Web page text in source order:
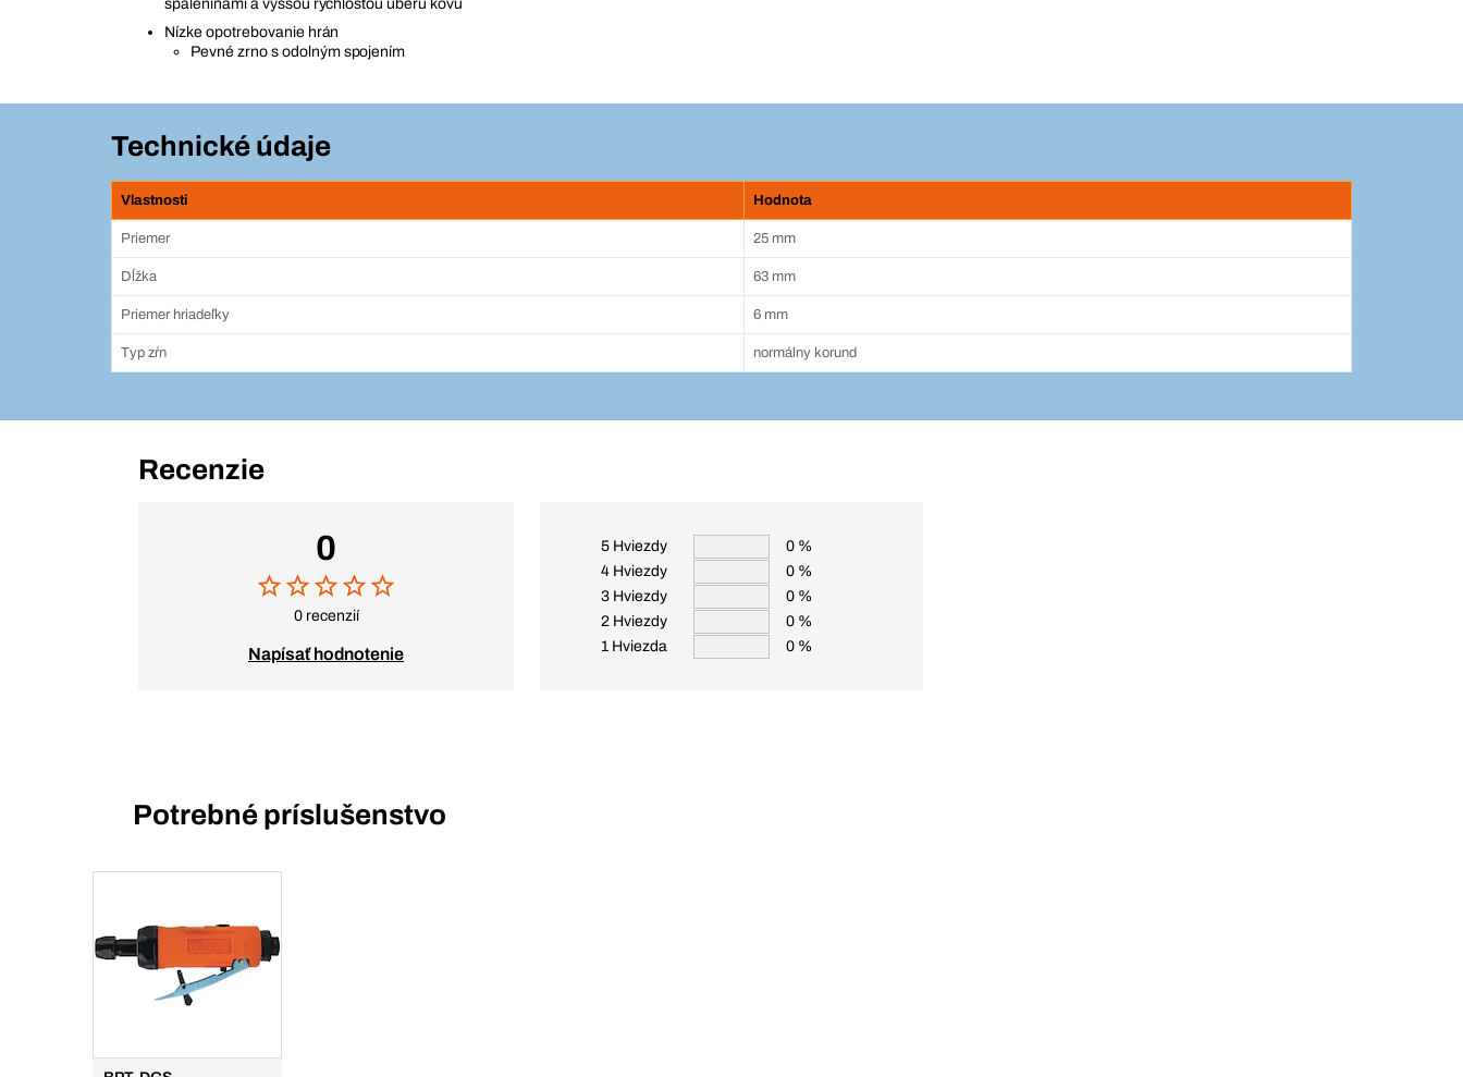
spáleninami a vyššou rýchlosťou úberu kovu
Nízke opotrebovanie hrán
Pevné zrno s odolným spojením
Technické údaje
Vlastnosti Hodnota
Priemer 25 mm
Dĺžka 63 mm
Priemer hriadeľky 6 mm
Typ zŕn normálny korund
Recenzie
0
0 recenzií
Napísať hodnotenie
5 Hviezdy
0 %
4 Hviezdy
0 %
3 Hviezdy
0 %
2 Hviezdy
0 %
1 Hviezda
0 %
Potrebné príslušenstvo